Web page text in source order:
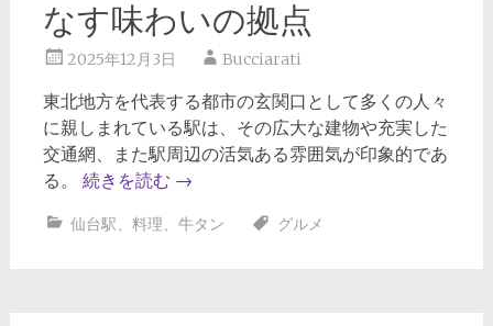
なす味わいの拠点
2025年12月3日 Bucciarati
東北地方を代表する都市の玄関口として多くの人々
に親しまれている駅は、その広大な建物や充実した
交通網、また駅周辺の活気ある雰囲気が印象的であ
る。 続きを読む →
仙台駅、 料理、 牛タン グルメ